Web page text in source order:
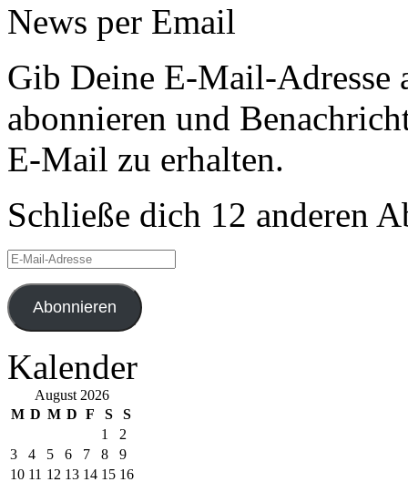
News per Email
Gib Deine E-Mail-Adresse
abonnieren und
E-Mail zu erhalten.
Schließe dich 12 anderen
E-
Mail-
Adresse
Abonnieren
Kalender
August 2026
M D M D F S
S
1
2
3
4 5 6 7 8
9
10 11 12 13 14 15 16